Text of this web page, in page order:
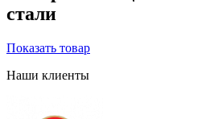
стали
Показать товар
Наши клиенты